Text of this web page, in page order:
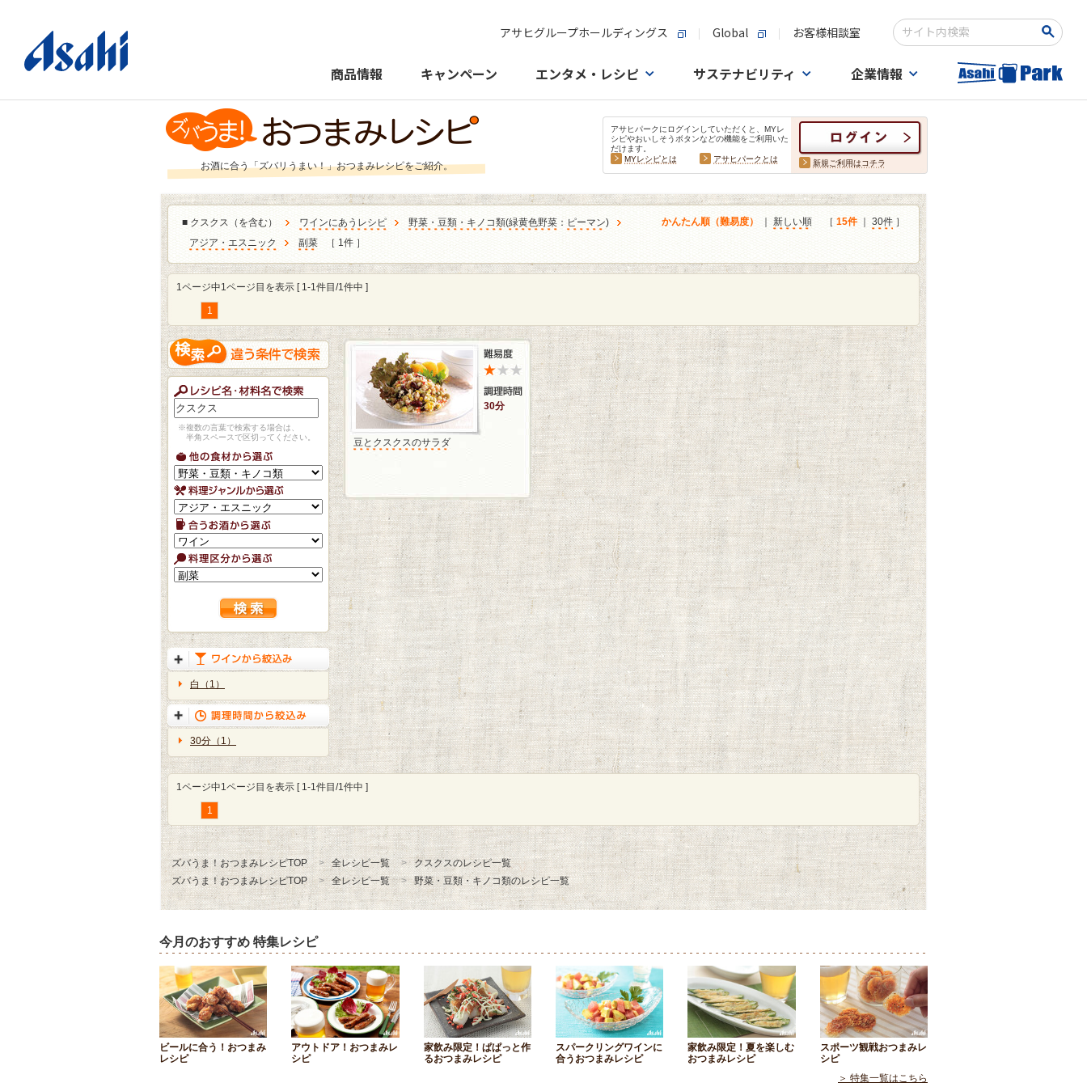
アサヒグループホールディングス Global お客様相談室
検索キーワード入力
商品情報 キャンペーン エンタメ・レシピ サステナビリティ 企業情報
お酒に合う「ズバリうまい！」おつまみレシピをご紹介。
アサヒパークにログインしていただくと、MYレ
シピやおいしそうボタンなどの機能をご利用いた
だけます。
MYレシピとは
アサヒパークとは 新規ご利用はコチラ
■ クスクス（を含む） ワインにあうレシピ 野菜・豆類・キノコ類(緑黄色野菜 ： ピーマン)
アジア・エスニック
副菜 ［ 1件 ］
かんたん順（難易度） 新しい順 ［ 15件｜ 30件 ］
1ページ中1ページ目を表示 [ 1-1件目/1件中 ]
1
※複数の言葉で検索する場合は、
半角スペースで区切ってください。
白（1）
30分（1）
30分
豆とクスクスのサラダ
1ページ中1ページ目を表示 [ 1-1件目/1件中 ]
1
ズバうま！おつまみレシピTOP 全レシピ一覧
クスクスのレシピ一覧
ズバうま！おつまみレシピTOP
全レシピ一覧 野菜・豆類・キノコ類のレシピ一覧
今月のおすすめ 特集レシピ
ビールに合う！おつまみ
レシピ
アウトドア！おつまみレ
シピ
家飲み限定！ぱぱっと作
るおつまみレシピ
スパークリングワインに
合うおつまみレシピ
家飲み限定！夏を楽しむ
おつまみレシピ
スポーツ観戦おつまみレ
シピ
＞ 特集一覧はこちら